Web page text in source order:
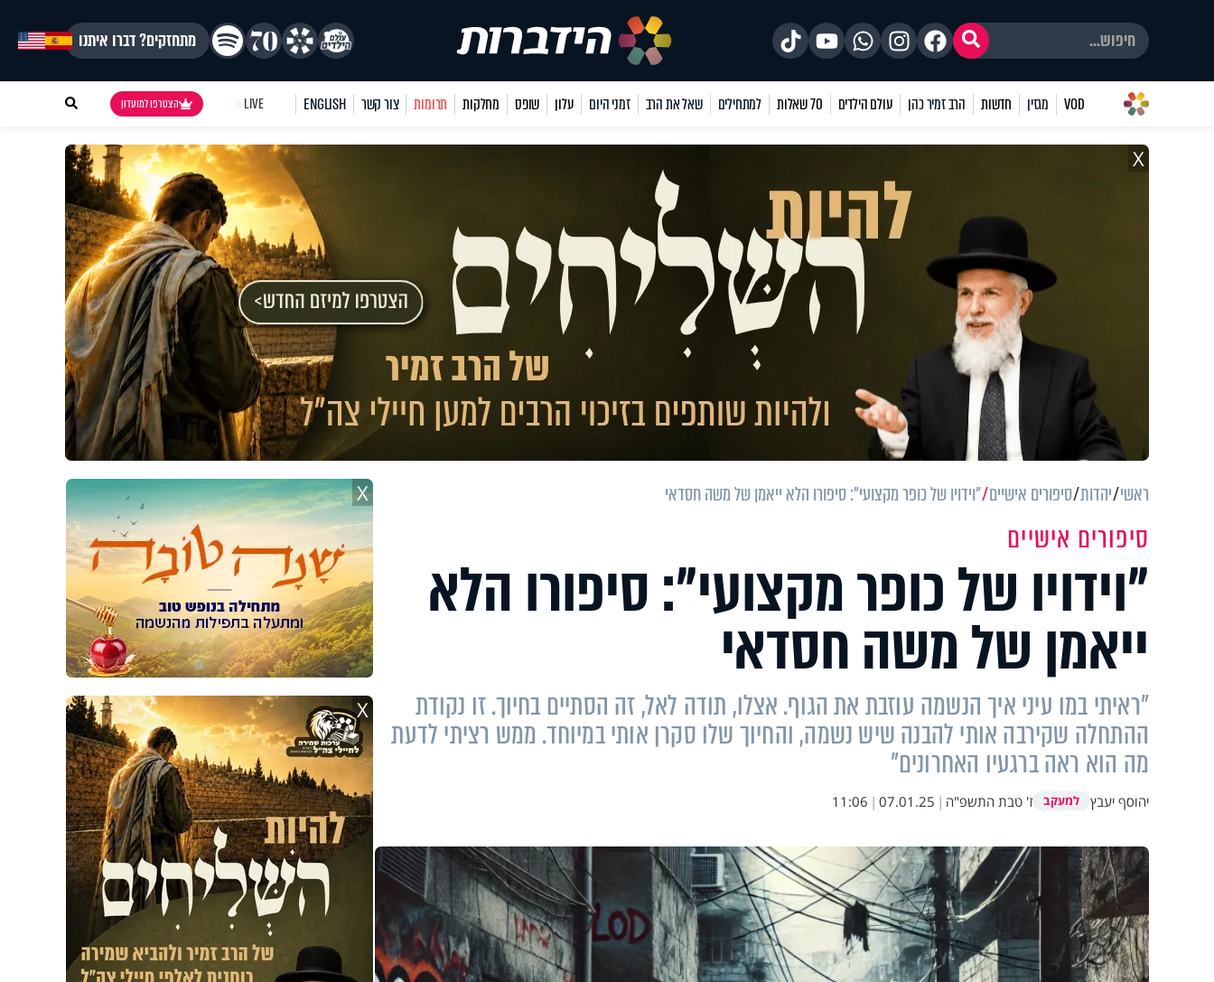
מתחזקים? דברו איתנו
VOD מגזין חדשות הרב זמיר כהן עולם הילדים 70 שאלות למתחילים שאל את הרב זמני היום עלון שופס מחלקות תרומות צור קשר ENGLISH
LIVE הצטרפו למועדון
X
ראשי יהדות סיפורים אישיים "וידויו של כופר מקצועי": סיפורו הלא ייאמן של משה חסדאי
סיפורים אישיים
"וידויו של כופר מקצועי": סיפורו הלא
ייאמן של משה חסדאי
"ראיתי במו עיני איך הנשמה עוזבת את הגוף. אצלו, תודה לאל, זה הסתיים בחיוך. זו נקודת
ההתחלה שקירבה אותי להבנה שיש נשמה, והחיוך שלו סקרן אותי במיוחד. ממש רציתי לדעת
מה הוא ראה ברגעיו האחרונים"
יהוסף יעבץ למעקב ז' טבת התשפ"ה |
07.01.25
|
11:06
X
X